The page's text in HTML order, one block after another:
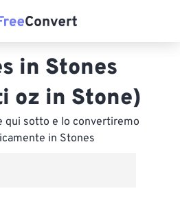
in Stones
oz in Stone)
qui sotto e lo convertiremo
in Stones